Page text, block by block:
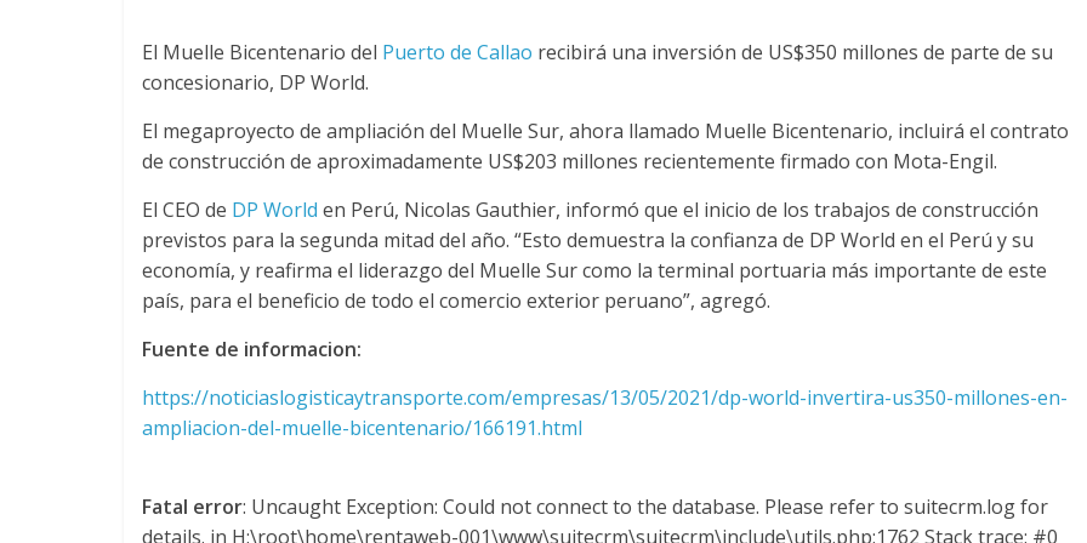
u
n
a
–
T
r
a
El Muelle Bicentenario del Puerto de Callao recibirá una inversión de US$350 millones de parte de su
concesionario, DP World.
El megaproyecto de ampliación del Muelle Sur, ahora llamado Muelle Bicentenario, incluirá el contrato
de construcción de aproximadamente US$203 millones recientemente firmado con Mota-Engil.
El CEO de DP World en Perú, Nicolas Gauthier, informó que el inicio de los trabajos de construcción
previstos para la segunda mitad del año. “Esto demuestra la confianza de DP World en el Perú y su
economía, y reafirma el liderazgo del Muelle Sur como la terminal portuaria más importante de este
país, para el beneficio de todo el comercio exterior peruano”, agregó.
Fuente de informacion:
https://noticiaslogisticaytransporte.com/empresas/13/05/2021/dp-world-invertira-us350-millones-en-
ampliacion-del-muelle-bicentenario/166191.html
Fatal error: Uncaught Exception: Could not connect to the database. Please refer to suitecrm.log for
details. in H:\root\home\rentaweb-001\www\suitecrm\suitecrm\include\utils.php:1762 Stack trace: #0